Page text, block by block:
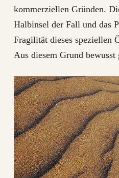
kommerziellen Gründen.
Halbinsel der Fall und das
Fragilität dieses speziellen
Aus diesem Grund bewusst